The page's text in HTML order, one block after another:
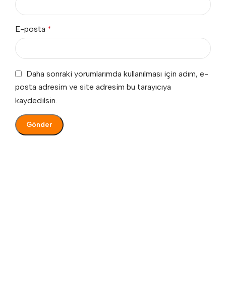
E-posta *
Daha sonraki yorumlarımda kullanılması için adım, e-
posta adresim ve site adresim bu tarayıcıya
kaydedilsin.